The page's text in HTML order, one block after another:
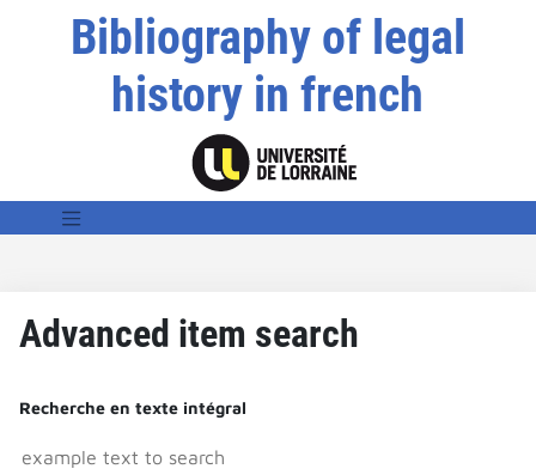
Bibliography of legal
history in french
Advanced item search
Recherche en texte intégral